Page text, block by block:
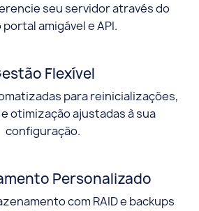
seu servidor através do
amigável e API.
Flexível
para reinicializações,
otimização ajustadas à sua
configuração.
Personalizado
com RAID e backups